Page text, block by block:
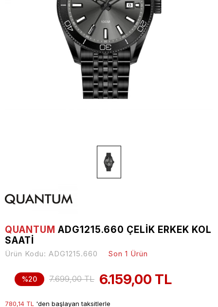
QUANTUM ADG1215.660 ÇELIK ERKEK KOL
SAATI
Ürün Kodu: ADG1215.660 Son 1 Ürün
%20 7.699,00 TL 6.159,00 TL
780,14 TL 'den başlayan taksitlerle